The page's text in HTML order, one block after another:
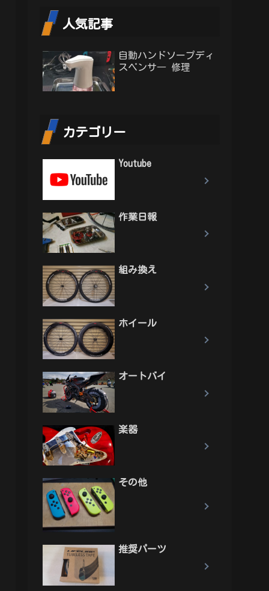
人気記事
自動ハンドソープディ
スペンサ― 修理
カテゴリー
Youtube
作業日報
組み換え
ホイール
オートバイ
楽器
その他
推奨パーツ